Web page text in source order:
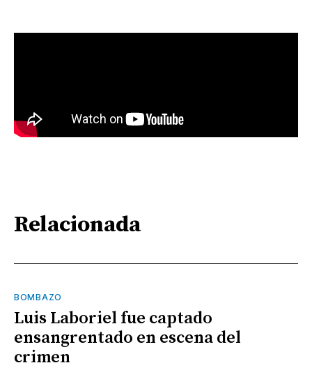
Relacionada
BOMBAZO
Luis Laboriel fue captado
ensangrentado en escena del
crimen